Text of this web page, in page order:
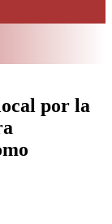
por la